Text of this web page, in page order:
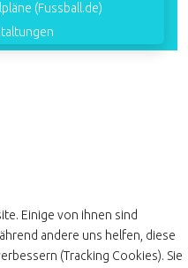
(Fussball.de)
Einige von ihnen sind
andere uns helfen, diese
(Tracking Cookies). Sie